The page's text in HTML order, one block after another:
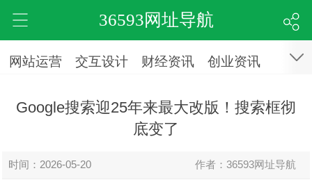
36593网址导航
网站运营 交互设计 财经资讯 创业资讯
Google搜索迎25年来最大改版！搜索框彻
底变了
时间：2026-05-20 作者：36593网址导航